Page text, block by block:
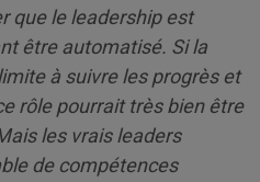
que le leadership est
être automatisé. Si la
à suivre les progrès et
rôle pourrait très bien être
les vrais leaders
de compétences